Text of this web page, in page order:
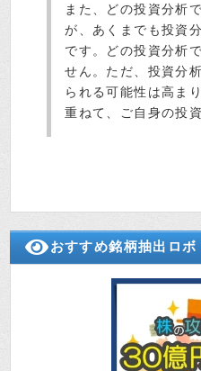
また、どの投資分析
が、あくまでも投資
です。どの投資分析
せん。ただ、投資分
られる可能性は高ま
重ねて、ご自身の投
おすすめ銘柄抽出ロボ